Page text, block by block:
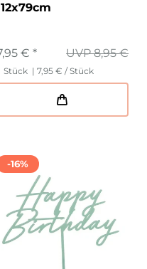
UVP 8,95 €
€ *
Stück | 7,95 € / Stück
-16%